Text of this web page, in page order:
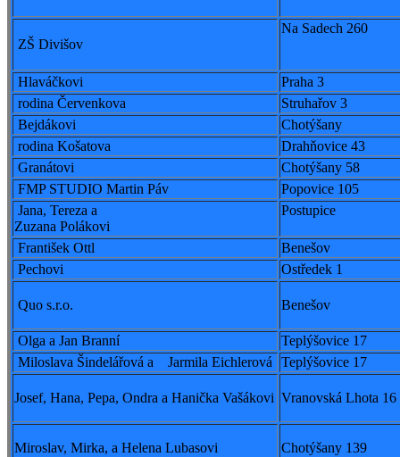
ZŠ Divišov
Na Sadech 260
Hlaváčkovi
Praha 3
rodina Červenkova
Struhařov 3
Bejdákovi
Chotýšany
rodina Košatova
Drahňovice 43
Granátovi
Chotýšany 58
FMP STUDIO Martin Páv
Popovice 105
Jana, Tereza a
Zuzana Polákovi
Postupice
František Ottl
Benešov
Pechovi
Ostředek 1
Quo s.r.o. Benešov
Olga a Jan Branní
Teplýšovice 17
Miloslava Šindelářová a Jarmila Eichlerová Teplýšovice 17
Josef, Hana, Pepa, Ondra a Hanička Vašákovi Vranovská Lhota 16
Miroslav, Mirka, a Helena Lubasovi Chotýšany 139